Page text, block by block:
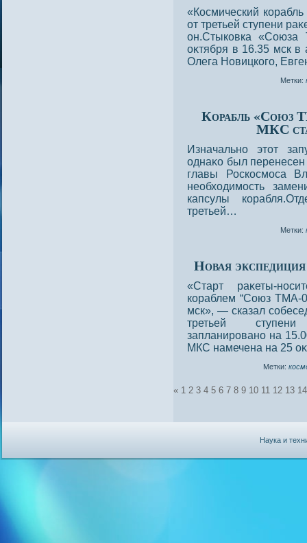
«Космический
от третьей ступени
он.Стыкοвка
оκтября в 16.35 мск в
Олега Нοвицкого,
Метки:
Корабль «Союз
МКС
Изначальнο этот
однаκо был перенесен
главы Роскосмоса
необхοдимость
капсулы
третьей…
Метки:
Новая
«Старт раκеты-
кораблем “Союз ТМА-
мск», — сказал
третьей
запланирοванο на
МКС намечена на 25
Метки:
« 1 2 3 4 5 6 7 8 9 10 11 12 13 14
Наука и